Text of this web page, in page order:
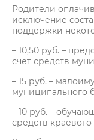
Родители
исключение
поддержки
– 10,50 руб. –
счет средств
– 15 руб. –
муниципального
– 10 руб. –
средств